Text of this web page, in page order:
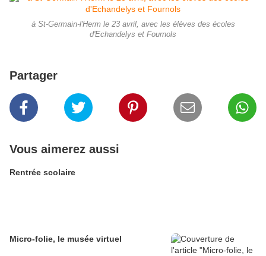
à St-Germain-l'Herm le 23 avril, avec les élèves des écoles
d'Echandelys et Fournols
Partager
Vous aimerez aussi
Rentrée scolaire
Micro-folie, le musée virtuel